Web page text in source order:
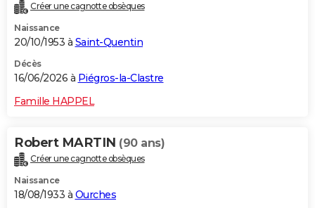
Destinations
City break
Voyage nature
Voyage de noces
Forum
Climat
+PHOTO
GUIDES D'ACHAT
BONS PLANS
CARTE DE VOEUX
Dictionnaire
Biographies
Citations
Expressions
Proverbes
PROGRAMME TV
COPAINS D'AVANT
Créer une cagnotte obsèques
Naissance
20/10/1953 à Saint-Quentin
Décès
16/06/2026 à Piégros-la-Clastre
Famille HAPPEL
Robert MARTIN (90 ans)
Créer une cagnotte obsèques
Naissance
18/08/1933 à Ourches